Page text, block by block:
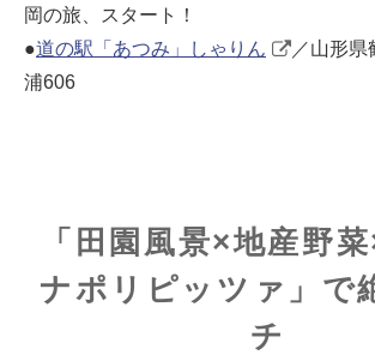
岡の旅、スタート！
●道の駅「あつみ」しゃりん
／山形県
浦606
「田園風景×地産野
ナポリピッツァ」で
チ